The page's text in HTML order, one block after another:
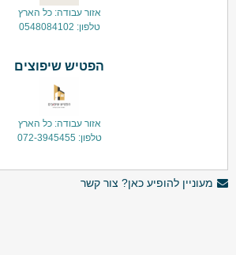
אזור עבודה: כל הארץ
טלפון: 0548084102
הפטיש שיפוצים
אזור עבודה: כל הארץ
טלפון: 072-3945455
מעוניין להופיע כאן? צור קשר